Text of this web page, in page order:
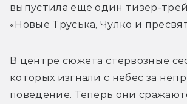
выпустила еще один тизер-
«Новые Труська, Чулко и
В центре сюжета стервозные
которых изгнали с небес за
поведение. Теперь они